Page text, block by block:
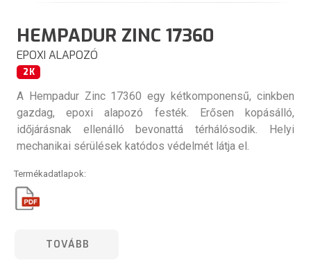
HEMPADUR ZINC 17360
EPOXI ALAPOZÓ
2K
A Hempadur Zinc 17360 egy kétkomponensű, cinkben
gazdag, epoxi alapozó festék. Erősen kopásálló,
időjárásnak ellenálló bevonattá térhálósodik. Helyi
mechanikai sérülések katódos védelmét látja el.
Termékadatlapok:
TOVÁBB